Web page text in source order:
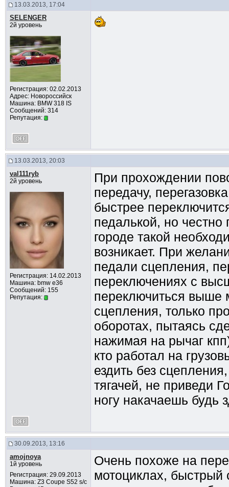
13.03.2013, 17:04
SELENGER
2й уровень
Регистрация: 02.02.2013
Адрес: Новороссийск
Машина: BMW 318 IS
Сообщений: 314
Репутация:
13.03.2013, 20:03
val111ryb
2й уровень
Регистрация: 14.02.2013
Машина: bmw e36
Сообщений: 155
Репутация:
При прохождении
передачу,
быстрее
педалькой, но
городе такой
возникает. При
педали сцепления,
переключениях с
переключиться
сцепления, только
оборотах, пытаясь
нажимая на рычаг
кто работал на
ездить без
тягачей, не приведи
ногу накачаешь будь
30.09.2013, 13:16
amojnoya
1й уровень
Регистрация: 29.09.2013
Машина: Z3 Coupe S52 s/c
Очень похоже на
мотоциклах, быстрый